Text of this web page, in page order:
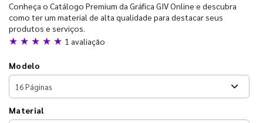
Conheça o Catálogo Premium da Gráfica GIV Online e descubra
como ter um material de alta qualidade para destacar seus
produtos e serviços.
★ ★ ★ ★ ★ 1 avaliação
Modelo
Material